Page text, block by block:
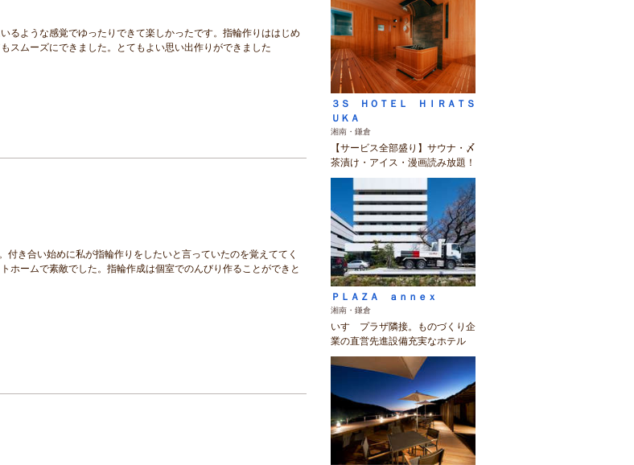
るような感覚でゆったりできて楽しかったです。指輪作りははじめ
スムーズにできました。とてもよい思い出作りができました
き合い始めに私が指輪作りをしたいと言っていたのを覚えててく
ホームで素敵でした。指輪作成は個室でのんびり作ることができと
３Ｓ ＨＯＴＥＬ ＨＩＲＡＴＳ
ＵＫＡ
湘南・鎌倉
【サービス全部盛り】サウナ・〆
茶漬け・アイス・漫画読み放題！
ＰＬＡＺＡ ａｎｎｅｘ
湘南・鎌倉
いすゞプラザ隣接。ものづくり企
業の直営先進設備充実なホテル